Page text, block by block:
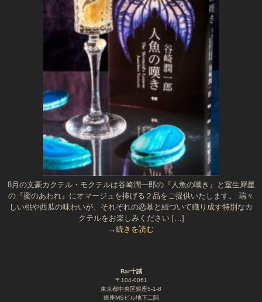
8月の文豪カクテル・モクテルは谷崎潤一郎の『人魚の嘆き』と室生犀星
の『蜜のあわれ』にオマージュを捧げる２品をご提供いたします。 瑞々
しい桃や西瓜の味わいが、それぞれの恋慕と紐づいて織り成す特別なカ
クテルをお楽しみください […]
→続きを読む
Bar十誡
〒104-0061
東京都中央区銀座5-1-8
銀座MSビル地下二階